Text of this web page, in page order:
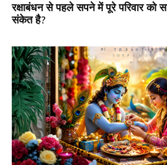
रक्षाबंधन से पहले सपने में पूरे परिवार को
संकेत है?